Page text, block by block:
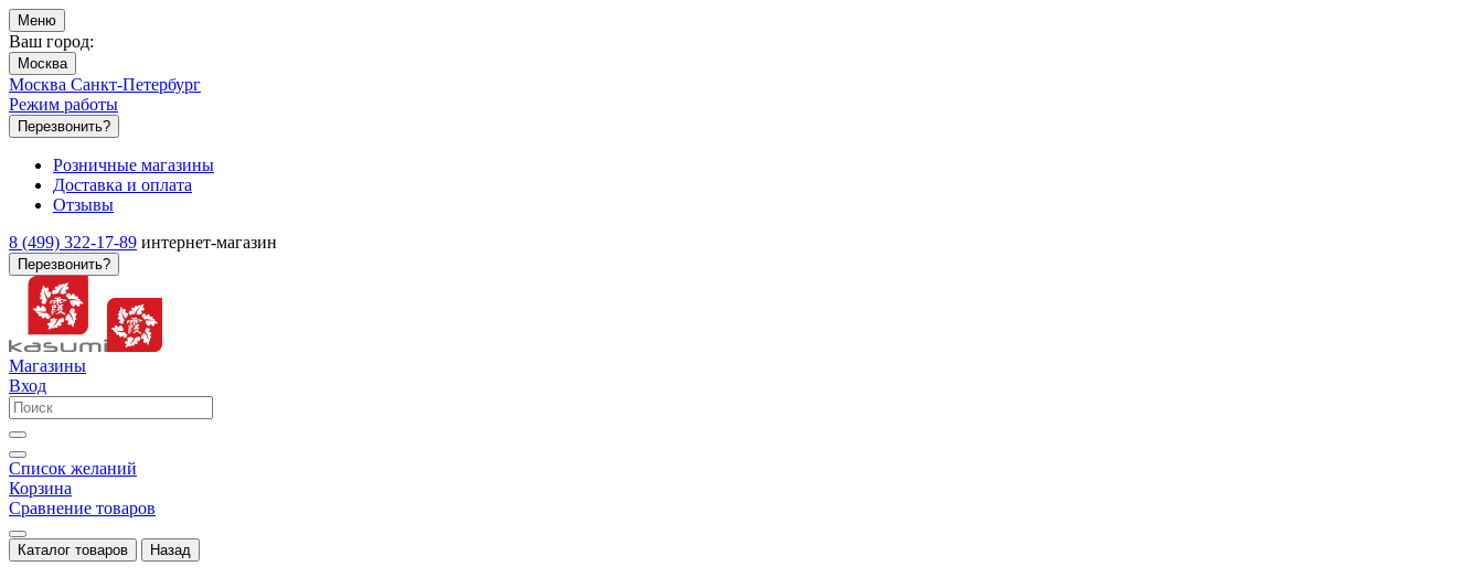
Меню
Ваш город:
Москва
Москва Санкт-Петербург
Режим работы
Перезвонить?
Розничные магазины
Доставка и оплата
Отзывы
8 (499) 322-17-89 интернет-магазин
Перезвонить?
Магазины
Вход
Список желаний
Корзина
Сравнение товаров
Каталог товаров Назад